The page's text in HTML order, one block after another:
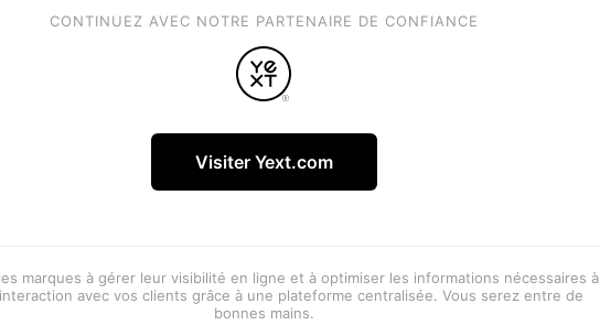
CONTINUEZ AVEC NOTRE PARTENAIRE DE CONFIANCE
Visiter Yext.com
marques à gérer leur visibilité en ligne et à optimiser les informations nécessaires à
avec vos clients grâce à une plateforme centralisée. Vous serez entre de
bonnes mains.